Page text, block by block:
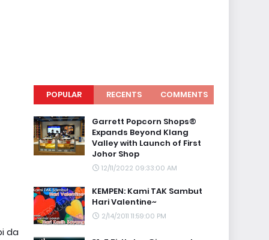
da
POPULAR RECENTS COMMENTS
Garrett Popcorn Shops®
Expands Beyond Klang
Valley with Launch of First
Johor Shop
12/11/2022 09:33:00 AM
KEMPEN: Kami TAK Sambut
Hari Valentine~
2/14/2011 11:59:00 PM